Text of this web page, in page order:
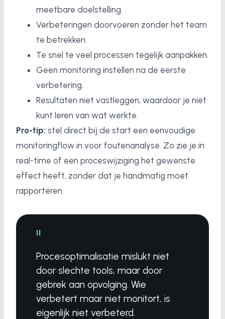
meetbare doelstelling.
Verbeteringen doorvoeren zonder het team
te betrekken.
Te snel te veel processen tegelijk aanpakken.
Geen monitoring instellen na de eerste
verbetering.
Resultaten niet vastleggen, waardoor je niet
kunt leren van wat werkte.
Pro-tip: stel direct bij de start een eenvoudige
monitoringflow in voor foutenanalyse. Zo zie je in
real-time of een proceswijziging het gewenste
effect heeft, zonder dat je handmatig moet
rapporteren.
"
Procesoptimalisatie mislukt niet
door slechte tools, maar door
gebrek aan opvolging. Wie
verbetert maar niet monitort, is
eigenlijk niet verbeterd.